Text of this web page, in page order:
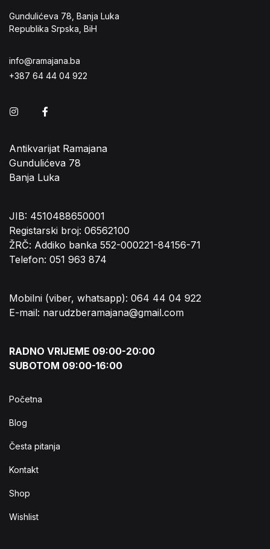
Gundulićeva 78, Banja Luka
Republika Srpska, BiH
info@ramajana.ba
+387 64 44 04 922
Instagram
Antikvarijat Ramajana
Gundulićeva 78
Banja Luka
JIB: 4510488650001
Registarski broj: 06562100
ŽRČ: Addiko banka 552-000221-84156-71
Telefon: 051 963 874
Mobilni (viber, whatsapp): 064 44 04 922
E-mail: narudzberamajana@gmail.com
RADNO VRIJEME 09:00-20:00
SUBOTOM 09:00-16:00
Početna
Blog
Česta pitanja
Kontakt
Shop
Wishlist